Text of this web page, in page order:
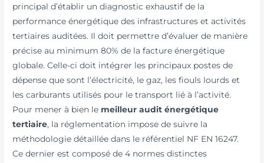
principal d’établir un diagnostic exhaustif de la
performance énergétique des infrastructures et activités
tertiaires auditées. Il doit permettre d’évaluer de manière
précise au minimum 80% de la facture énergétique
globale. Celle-ci doit intégrer les principaux postes de
dépense que sont l’électricité, le gaz, les fiouls lourds et
les carburants utilisés pour le transport lié à l’activité.
Pour mener à bien le meilleur audit énergétique
tertiaire, la réglementation impose de suivre la
méthodologie détaillée dans le référentiel NF EN 16247.
Ce dernier est composé de 4 normes distinctes